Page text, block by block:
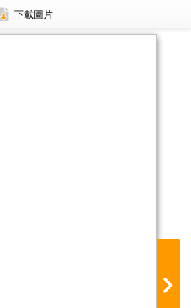
下載圖片